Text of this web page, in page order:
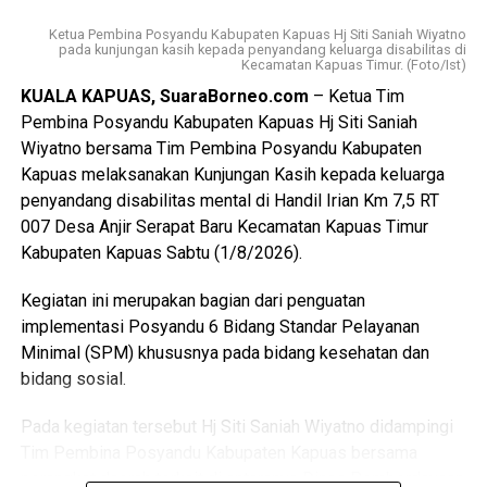
bernegara.
$Paskibraka merupakan wadah pembentukan karakter
generasi muda yang berlandaskan nilai-nilai Pancasila
cinta tanah air disiplin tanggung jawab kepemimpinan, dan
semangat gotong royong,” ujarnya.
Kepala Badan Kesbangpol Kabupaten Kapuas Yunabut
menyampaikan kegiatan tersebut merupakan tindak lanjut
Keputusan Kepala Badan Pembinaan Ideologi Pancasila
(BPIP) Nomor 50 Tahun 2024 tentang Tata Cara
Pengangkatan Pertama Kali Pelaksana Duta Pancasila
Paskibraka Indonesia Tingkat Provinsi dan
Kabupaten/Kota.
“Kegiatan ini juga mengacu pada Peraturan BPIP Nomor 3
Ketua Pembina Posyandu Kabupaten Kapuas Hj Siti Saniah Wiyatno
pada kunjungan kasih kepada penyandang keluarga disabilitas di
Kecamatan Kapuas Timur. (Foto/Ist)
KUALA KAPUAS, SuaraBorneo.com – Ketua Tim
Pembina Posyandu Kabupaten Kapuas Hj Siti Saniah
Wiyatno bersama Tim Pembina Posyandu Kabupaten
Kapuas melaksanakan Kunjungan Kasih kepada keluarga
penyandang disabilitas mental di Handil Irian Km 7,5 RT
007 Desa Anjir Serapat Baru Kecamatan Kapuas Timur
Kabupaten Kapuas Sabtu (1/8/2026).
Kegiatan ini merupakan bagian dari penguatan
implementasi Posyandu 6 Bidang Standar Pelayanan
Minimal (SPM) khususnya pada bidang kesehatan dan
bidang sosial.
Pada kegiatan tersebut Hj Siti Saniah Wiyatno didampingi
perangkat daerah terkait di antaranya Dinas Pemberdayaan